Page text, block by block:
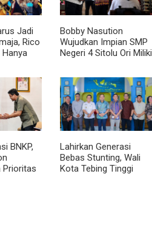
Jadi
Rico
Bobby Nasution
Wujudkan Impian SMP
Negeri 4 Sitolu Ori Miliki
BNKP,
Prioritas
Lahirkan Generasi
Bebas Stunting, Wali
Kota Tebing Tinggi